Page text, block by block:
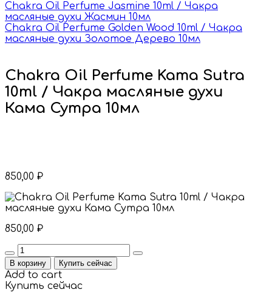
Chakra Oil Perfume Jasmine 10ml / Чакра
масляные духи Жасмин 10мл
Chakra Oil Perfume Golden Wood 10ml / Чакра
масляные духи Золотое Дерево 10мл
Chakra Oil Perfume Kama Sutra
10ml / Чакра масляные духи
Кама Сутра 10мл
850,00 ₽
850,00 ₽
Quantity
В корзину Купить сейчас
Add to cart
Купить сейчас